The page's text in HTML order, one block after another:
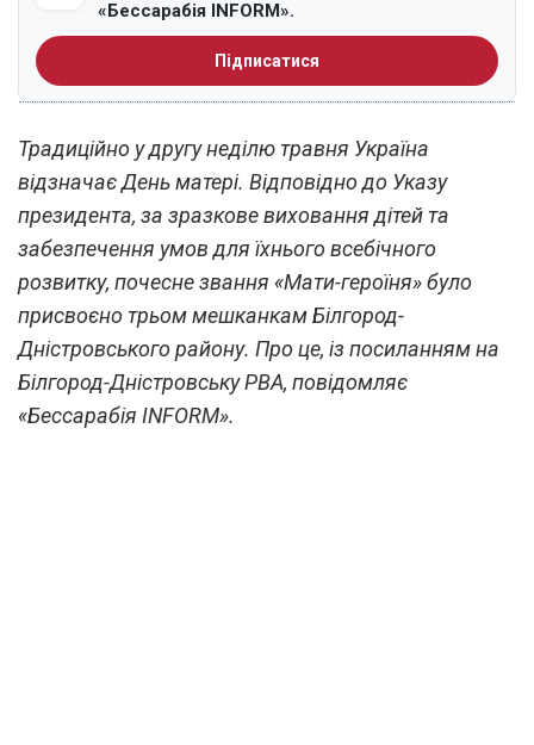
«Бессарабія INFORM».
Підписатися
Традиційно у другу неділю травня Україна
відзначає День матері. Відповідно до Указу
президента, за зразкове виховання дітей та
забезпечення умов для їхнього всебічного
розвитку, почесне звання «Мати-героїня» було
присвоєно трьом мешканкам Білгород-
Дністровського району. Про це, із посиланням на
Білгород-Дністровську РВА, повідомляє
«Бессарабія INFORM».